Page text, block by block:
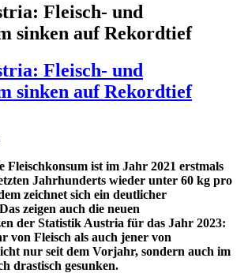
Fleisch- und
sinken auf Rekordtief
Fleisch- und
sinken auf Rekordtief
Fleischkonsum ist im Jahr 2021 erstmals
Jahrhunderts wieder unter 60 kg pro
zeichnet sich ein deutlicher
zeigen auch die neuen
der Statistik Austria für das Jahr 2023:
von Fleisch als auch jener von
nur seit dem Vorjahr, sondern auch im
drastisch gesunken.